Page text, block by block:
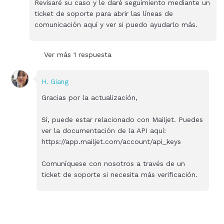
Revisaré su caso y le daré seguimiento mediante un
ticket de soporte para abrir las líneas de
comunicación aquí y ver si puedo ayudarlo más.
Ver más 1 respuesta
H. Giang
Gracias por la actualización,
Sí, puede estar relacionado con Mailjet. Puedes
ver la documentación de la API aquí:
https://app.mailjet.com/account/api_keys
Comuníquese con nosotros a través de un
ticket de soporte si necesita más verificación.